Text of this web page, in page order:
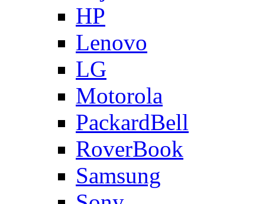
HP
Lenovo
LG
Motorola
PackardBell
RoverBook
Samsung